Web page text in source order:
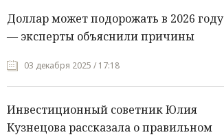
Доллар может подорожать в 2026 году
— эксперты объяснили причины
03 декабря 2025 / 17:18
Инвестиционный советник Юлия
Кузнецова рассказала о правильном